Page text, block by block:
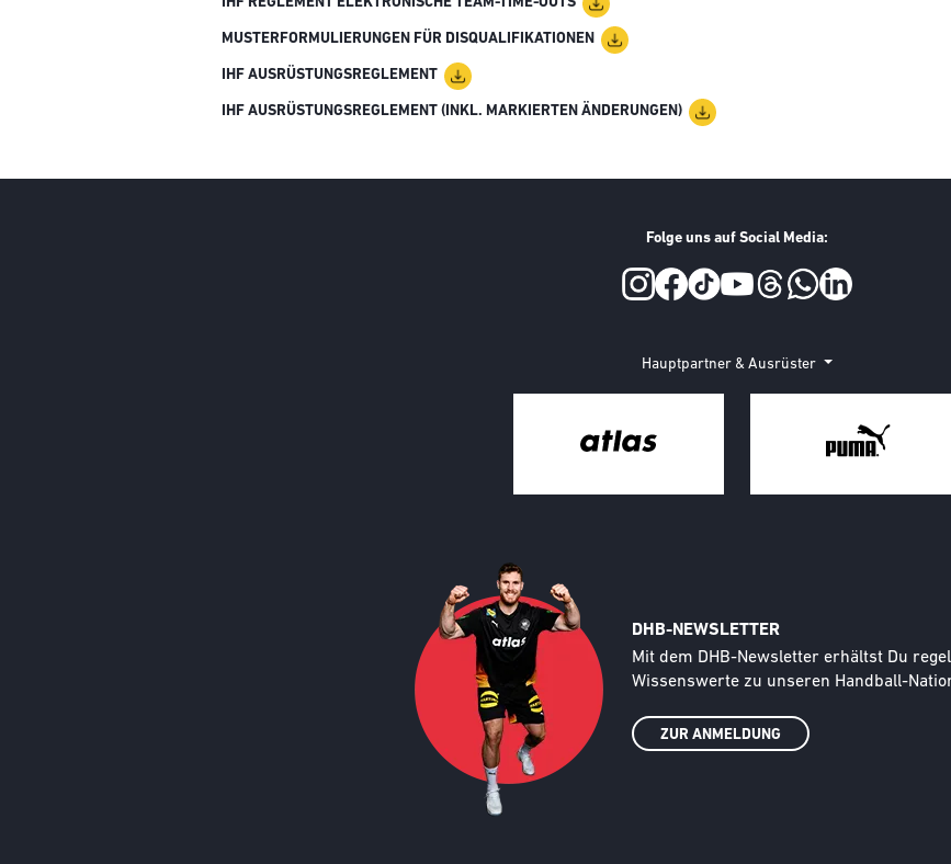
MUSTERFORMULIERUNGEN FÜR DISQUALIFIKATIONEN
IHF AUSRÜSTUNGSREGLEMENT
IHF AUSRÜSTUNGSREGLEMENT (INKL. MARKIERTEN ÄNDERUNGEN)
Folge uns auf Social Media:
Hauptpartner & Ausrüster
DHB-NEWSLETTER
Text
Mit dem DHB-Newsletter erhältst Du
Wissenswerte zu unseren Handball-
ZUR ANMELDUNG